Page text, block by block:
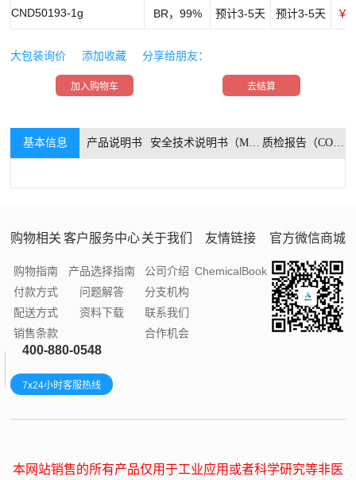
CND50193-1g BR，99% 预计3-5天 预计3-5天 ￥
大包装询价 添加收藏 分享给朋友：
加入购物车 去结算
基本信息 产品说明书 安全技术说明书（MSDS） 质检报告（COA）
购物相关
购物指南
付款方式
配送方式
销售条款
客户服务中心
产品选择指南
问题解答
资料下载
关于我们
公司介绍
分支机构
联系我们
合作机会
友情链接
ChemicalBook
官方微信商城
400-880-0548
7x24小时客服热线
本网站销售的所有产品仅用于工业应用或者科学研究等非医